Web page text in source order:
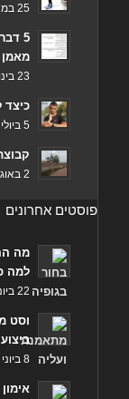
25 במאי 2017 - 8:48 PM
5
מאמן
23 בינואר 2022 - 5:18 PM
כיצד
5 ביולי 2016 - 10:32 PM
2 באוגוסט 2017 - 12:48 PM
פוסטים אחרונים
מה
למה
22 ביוני 2026 - 1:06 PM
וסט
8 ביוני 2026 - 2:12 PM